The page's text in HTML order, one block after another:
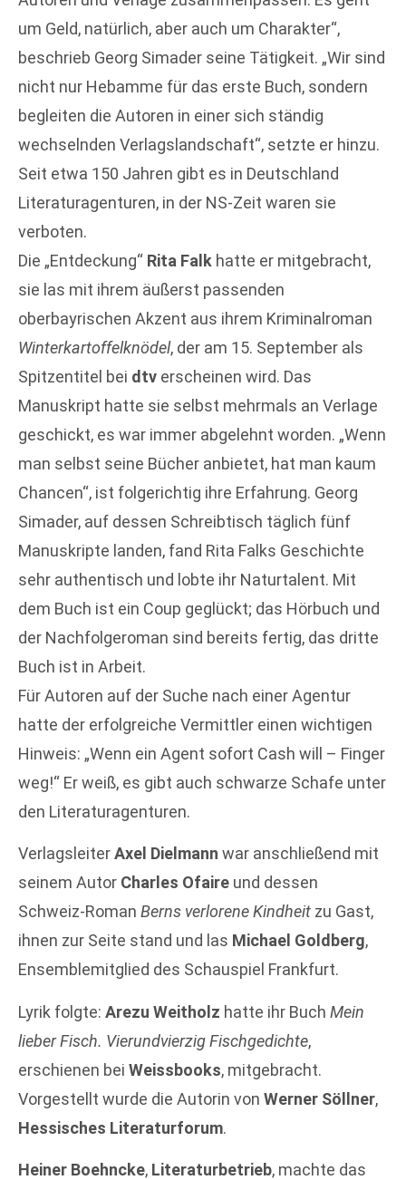
um Geld, natürlich, aber auch um Charakter“,
beschrieb Georg Simader seine Tätigkeit. „Wir sind
nicht nur Hebamme für das erste Buch, sondern
begleiten die Autoren in einer sich ständig
wechselnden Verlagslandschaft“, setzte er hinzu.
Seit etwa 150 Jahren gibt es in Deutschland
Literaturagenturen, in der NS-Zeit waren sie
verboten.
Die „Entdeckung“ Rita Falk hatte er mitgebracht,
sie las mit ihrem äußerst passenden
oberbayrischen Akzent aus ihrem Kriminalroman
Winterkartoffelknödel, der am 15. September als
Spitzentitel bei dtv erscheinen wird. Das
Manuskript hatte sie selbst mehrmals an Verlage
geschickt, es war immer abgelehnt worden. „Wenn
man selbst seine Bücher anbietet, hat man kaum
Chancen“, ist folgerichtig ihre Erfahrung. Georg
Simader, auf dessen Schreibtisch täglich fünf
Manuskripte landen, fand Rita Falks Geschichte
sehr authentisch und lobte ihr Naturtalent. Mit
dem Buch ist ein Coup geglückt; das Hörbuch und
der Nachfolgeroman sind bereits fertig, das dritte
Buch ist in Arbeit.
Für Autoren auf der Suche nach einer Agentur
hatte der erfolgreiche Vermittler einen wichtigen
Hinweis: „Wenn ein Agent sofort Cash will – Finger
weg!“ Er weiß, es gibt auch schwarze Schafe unter
den Literaturagenturen.
VerlagsleiterAxel Dielmann war anschließend mit
seinem Autor Charles Ofaire und dessen
Schweiz-Roman Berns verlorene Kindheit zu Gast,
ihnen zur Seite stand und las Michael Goldberg,
Ensemblemitglied des Schauspiel Frankfurt.
Lyrik folgte: Arezu Weitholz hatte ihr Buch Mein
lieber Fisch. Vierundvierzig Fischgedichte,
erschienen bei Weissbooks, mitgebracht.
Vorgestellt wurde die Autorin von Werner Söllner,
Hessisches Literaturforum.
Heiner Boehncke, Literaturbetrieb, machte das